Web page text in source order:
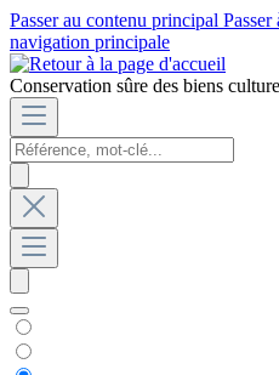
Passer au contenu principal Passer
navigation principale
Conservation sûre des biens